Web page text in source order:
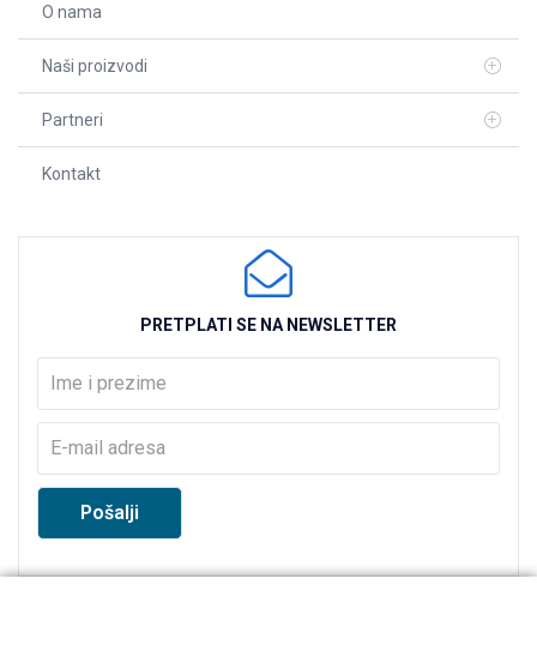
O nama
Naši proizvodi
Partneri
Kontakt
PRETPLATI SE NA NEWSLETTER